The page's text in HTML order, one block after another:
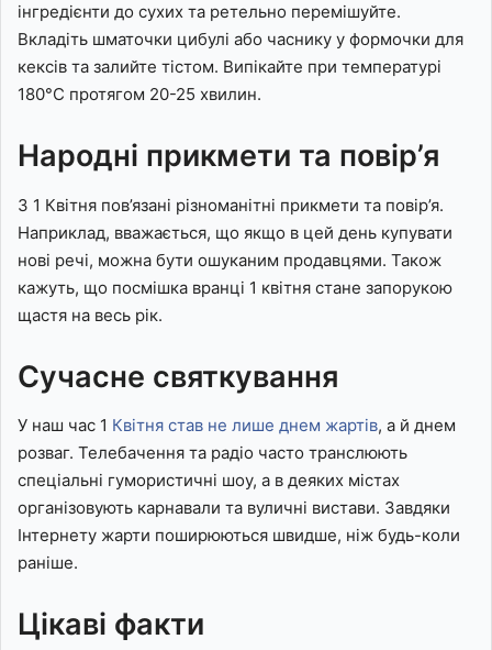
інгредієнти до сухих та ретельно перемішуйте.
Вкладіть шматочки цибулі або часнику у формочки для
кексів та залийте тістом. Випікайте при температурі
180°C протягом 20-25 хвилин.
Народні прикмети та повір’я
З 1 Квітня пов’язані різноманітні прикмети та повір’я.
Наприклад, вважається, що якщо в цей день купувати
нові речі, можна бути ошуканим продавцями. Також
кажуть, що посмішка вранці 1 квітня стане запорукою
щастя на весь рік.
Сучасне святкування
У наш час 1 Квітня став не лише днем жартів, а й днем
розваг. Телебачення та радіо часто транслюють
спеціальні гумористичні шоу, а в деяких містах
організовують карнавали та вуличні вистави. Завдяки
Інтернету жарти поширюються швидше, ніж будь-коли
раніше.
Цікаві факти